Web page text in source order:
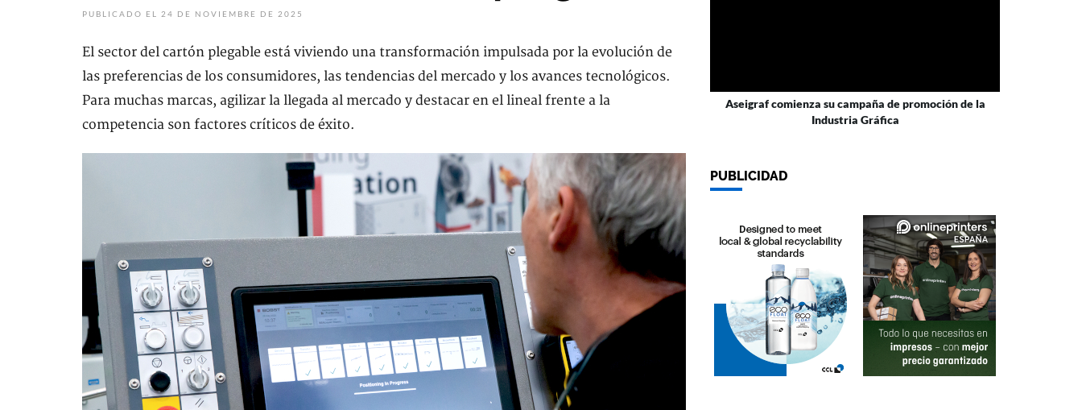
PUBLICADO EL 24 DE NOVIEMBRE DE 2025
El sector del cartón plegable está viviendo una transformación impulsada por la evolución de
las preferencias de los consumidores, las tendencias del mercado y los avances tecnológicos.
Para muchas marcas, agilizar la llegada al mercado y destacar en el lineal frente a la
competencia son factores críticos de éxito.
Aseigraf comienza su campaña de promoción de la
Industria Gráfica
PUBLICIDAD